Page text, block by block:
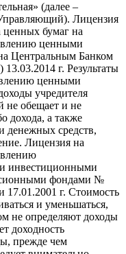
(далее –
Лицензия
ценных бумаг на
ценными
Центральным Банком
г. Результаты
ценными
учредителя
не обещает и не
дохода, а также
денежных средств,
Лицензия на
инвестиционными
фондами №
г. Стоимость
и уменьшаться,
не определяют доходы
доходность
прежде чем